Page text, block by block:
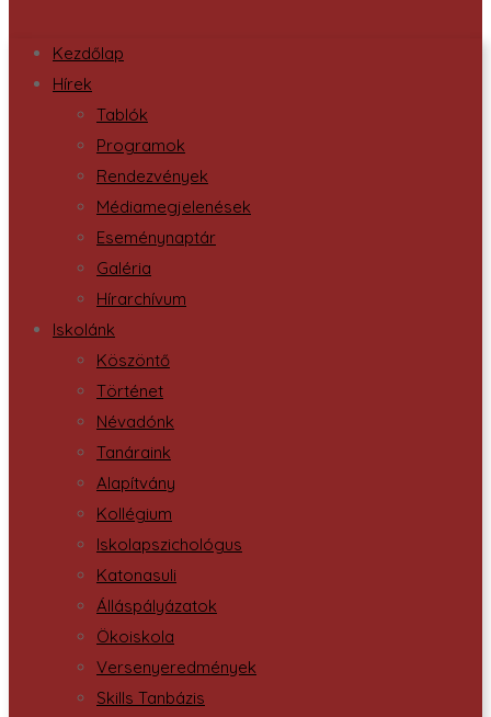
Kezdőlap
Hírek
Tablók
Programok
Rendezvények
Médiamegjelenések
Eseménynaptár
Galéria
Hírarchívum
Iskolánk
Köszöntő
Történet
Névadónk
Tanáraink
Alapítvány
Kollégium
Iskolapszichológus
Katonasuli
Álláspályázatok
Ökoiskola
Versenyeredmények
Skills Tanbázis